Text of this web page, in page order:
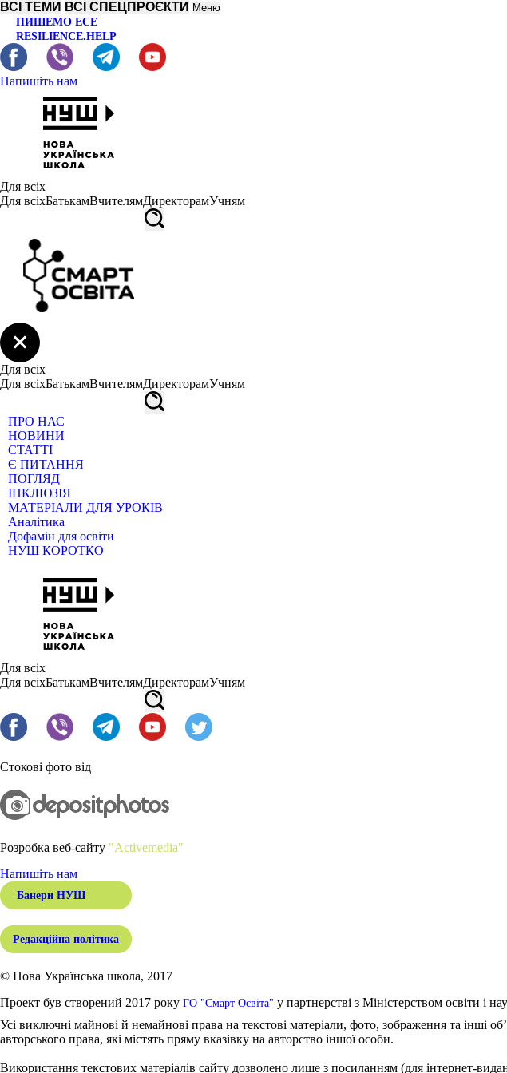
ВСІ ТЕМИ ВСІ СПЕЦПРОЄКТИ Меню
ПИШЕМО ЕСЕ
RESILIENCE.HELP
Напишіть нам
Для всіх
Для всіхБатькамВчителямДиректорамУчням
Для всіх
Для всіхБатькамВчителямДиректорамУчням
ПРО НАС
НОВИНИ
СТАТТІ
Є ПИТАННЯ
ПОГЛЯД
ІНКЛЮЗІЯ
МАТЕРІАЛИ ДЛЯ УРОКІВ
Аналітика
Дофамін для освіти
НУШ КОРОТКО
Для всіх
Для всіхБатькамВчителямДиректорамУчням
Стокові фото від
Розробка веб-сайту "Activemedia"
Напишіть нам
Банери НУШ
Редакційна політика
© Нова Українська школа, 2017
Проект був створений 2017 року ГО "Смарт Освіта" у партнерстві з Міністерством освіти і
Усі виключні майнові й немайнові права на текстові матеріали, фото, зображення та інші
авторського права, які містять пряму вказівку на авторство іншої особи.
Використання текстових матеріалів сайту дозволено лише з посиланням (для інтернет-